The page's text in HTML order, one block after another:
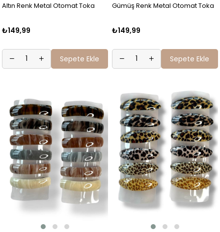
Altın Renk Metal Otomat Toka
₺149,99
Sepete Ekle
Gümüş Renk Metal Otomat Toka
₺149,99
Sepete Ekle